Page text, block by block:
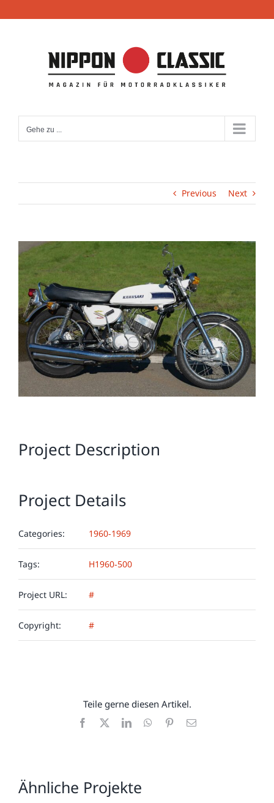
Inhalt
Gehe zu ...
Previous Next
View
Larger
Image
Project Description
Project Details
Categories: 1960-1969
Tags: H1960-500
Project URL: #
Copyright: #
Teile gerne diesen Artikel.
Facebook LinkedInWhatsApp
Pinterest
E-
Ähnliche Projekte